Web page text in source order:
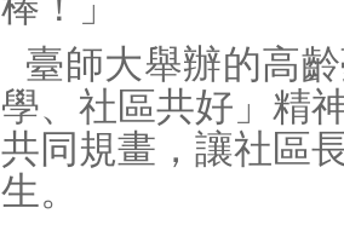
臺師大舉辦的高
學、社區共好」精
共同規畫，讓社區
生。